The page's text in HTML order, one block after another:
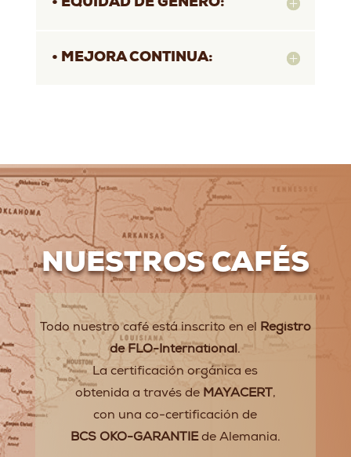
• MEJORA CONTINUA:
NUESTROS CAFÉS
Todo nuestro café está inscrito en el
Registro
de FLO-International .
La certificación orgánica es
obtenida a través de MAYACERT,
con una co-certificación de
BCS OKO-GARANTIEde Alemania.